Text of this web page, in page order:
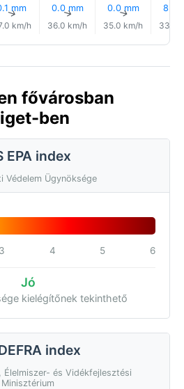
mm
↑
km/h
0.0 mm
↑
36.0 km/h
0.0 mm
↑
35.0 km/h
8%
33.0
fővárosban
ben
EPA index
Védelem Ügynöksége
3 4 5 6
Jó
kielégítőnek tekinthető
index
Élelmiszer- és Vidékfejlesztési
Minisztérium